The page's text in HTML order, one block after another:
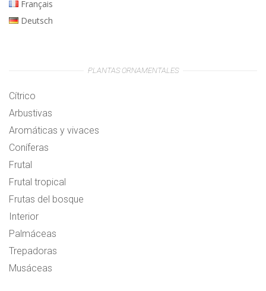
Français
Deutsch
PLANTAS ORNAMENTALES
Cítrico
Arbustivas
Aromáticas y vivaces
Coníferas
Frutal
Frutal tropical
Frutas del bosque
Interior
Palmáceas
Trepadoras
Musáceas